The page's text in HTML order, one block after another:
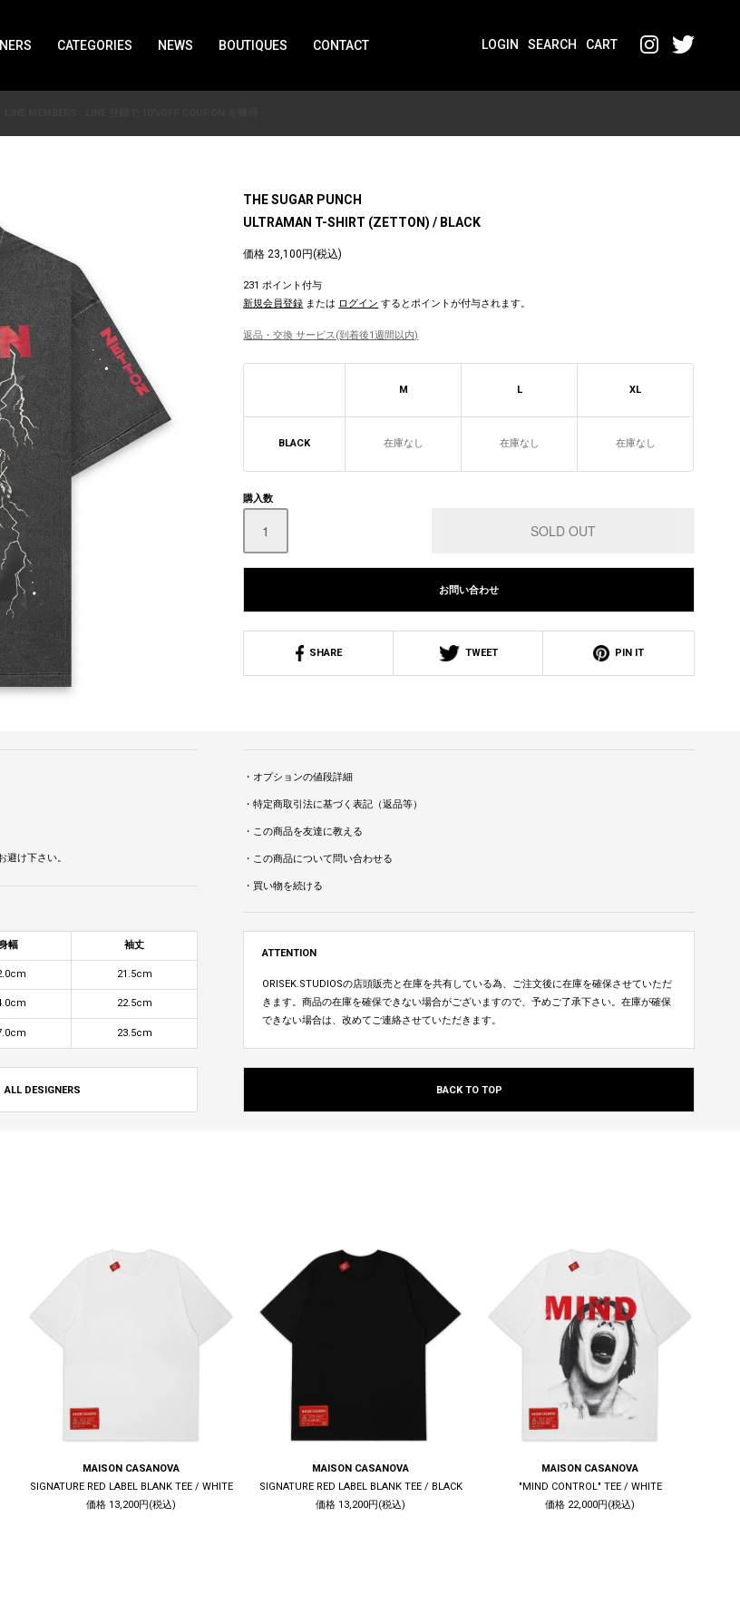
CATEGORIES NEWS BOUTIQUES CONTACT LOGIN SEARCH CART
THE SUGAR PUNCH
ULTRAMAN T-SHIRT (ZETTON) / BLACK
価格 23,100円(税込)
231 ポイント付与
新規会員登録 または ログイン するとポイントが付与されます。
返品・交換 サービス(到着後1週間以内)
M L XL
BLACK 在庫なし 在庫なし 在庫なし
購入数
お問い合わせ
SHARE TWEET PIN IT
避け下さい。
幅 袖丈
21.5cm
22.5cm
23.5cm
ALL DESIGNERS
・オプションの値段詳細
・特定商取引法に基づく表記（返品等）
・この商品を友達に教える
・この商品について問い合わせる
・買い物を続ける
ATTENTION
ORISEK.STUDIOSの店頭販売と在庫を共有している為、ご注文後に在庫を確保させていただ
きます。商品の在庫を確保できない場合がございますので、予めご了承下さい。在庫が確保
できない場合は、改めてご連絡させていただきます。
BACK TO TOP
MAISON CASANOVA
SIGNATURE RED LABEL BLANK TEE / WHITE
価格 13,200円(税込)
MAISON CASANOVA
SIGNATURE RED LABEL BLANK TEE / BLACK
価格 13,200円(税込)
MAISON CASANOVA
"MIND CONTROL" TEE / WHITE
価格 22,000円(税込)